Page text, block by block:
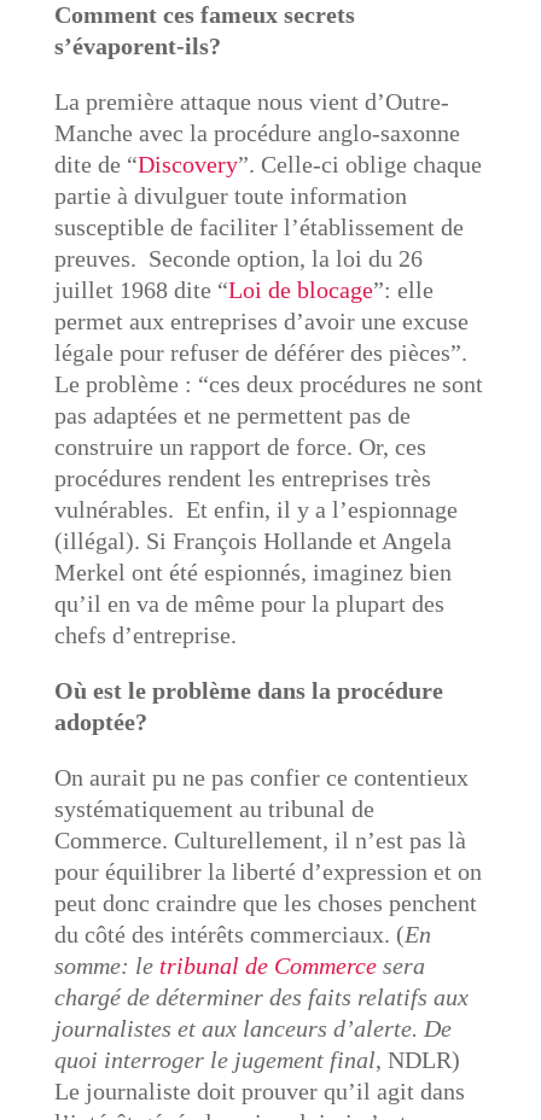
Comment ces fameux secrets
s’évaporent-ils?
La première attaque nous vient d’Outre-
Manche avec la procédure anglo-saxonne
dite de “Discovery”. Celle-ci oblige chaque
partie à divulguer toute information
susceptible de faciliter l’établissement de
preuves. Seconde option, la loi du 26
juillet 1968 dite “Loi de blocage”: elle
permet aux entreprises d’avoir une excuse
légale pour refuser de déférer des pièces”.
Le problème : “ces deux procédures ne sont
pas adaptées et ne permettent pas de
construire un rapport de force. Or, ces
procédures rendent les entreprises très
vulnérables. Et enfin, il y a l’espionnage
(illégal). Si François Hollande et Angela
Merkel ont été espionnés, imaginez bien
qu’il en va de même pour la plupart des
chefs d’entreprise.
Où est le problème dans la procédure
adoptée?
On aurait pu ne pas confier ce contentieux
systématiquement au tribunal de
Commerce. Culturellement, il n’est pas là
pour équilibrer la liberté d’expression et on
peut donc craindre que les choses penchent
du côté des intérêts commerciaux. (En
somme: le tribunal de Commercesera
chargé de déterminer des faits relatifs aux
journalistes et aux lanceurs d’alerte. De
quoi interroger le jugement final, NDLR)
Le journaliste doit prouver qu’il agit dans